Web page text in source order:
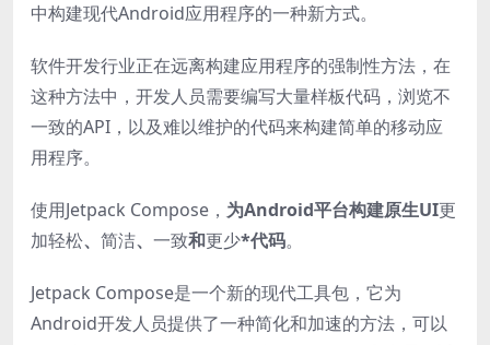
中构建现代Android应用程序的一种新方式。
软件开发行业正在远离构建应用程序的强制性方法，在
这种方法中，开发人员需要编写大量样板代码，浏览不
一致的API，以及难以维护的代码来构建简单的移动应
用程序。
使用Jetpack Compose， 为Android平台构建原生UI更
加轻松、 简洁、 一致和更少*代码。
Jetpack Compose是一个新的现代工具包，它为
Android开发人员提供了一种简化和加速的方法，可以